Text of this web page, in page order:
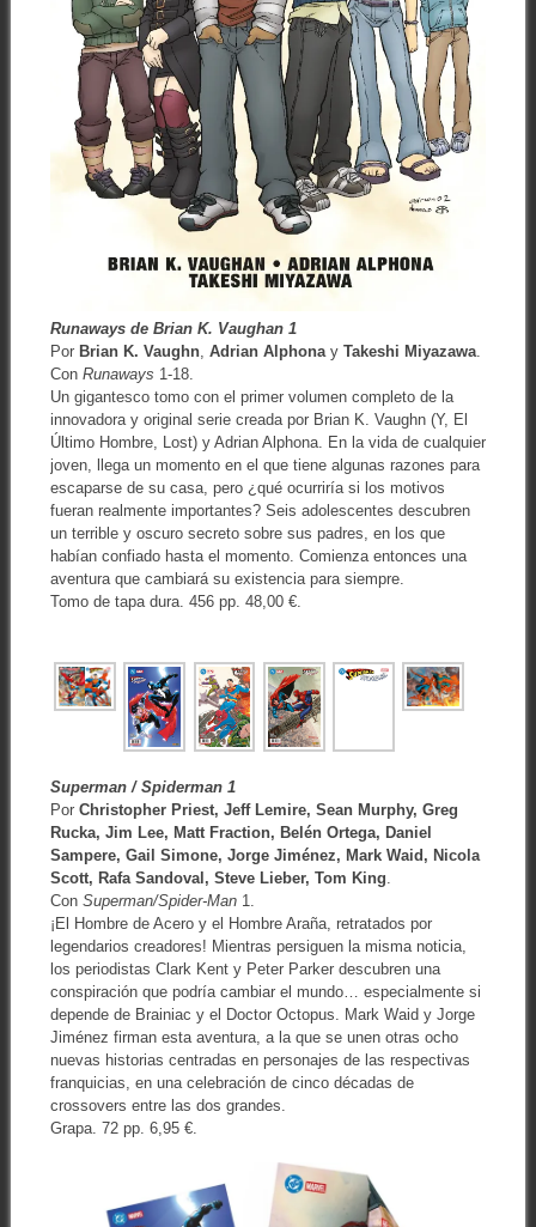
Runaways de Brian K. Vaughan 1
Por Brian K. Vaughn, Adrian Alphonay Takeshi Miyazawa.
Con Runaways 1-18.
Un gigantesco tomo con el primer volumen completo de la
innovadora y original serie creada por Brian K. Vaughn (Y, El
Último Hombre, Lost) y Adrian Alphona. En la vida de cualquier
joven, llega un momento en el que tiene algunas razones para
escaparse de su casa, pero ¿qué ocurriría si los motivos
fueran realmente importantes? Seis adolescentes descubren
un terrible y oscuro secreto sobre sus padres, en los que
habían confiado hasta el momento. Comienza entonces una
aventura que cambiará su existencia para siempre.
Tomo de tapa dura. 456 pp. 48,00 €.
Superman / Spiderman 1
Por Christopher Priest, Jeff Lemire, Sean Murphy, Greg
Rucka, Jim Lee, Matt Fraction, Belén Ortega, Daniel
Sampere, Gail Simone, Jorge Jiménez, Mark Waid, Nicola
Scott, Rafa Sandoval, Steve Lieber, Tom King
Con Superman/Spider-Man1.
¡El Hombre de Acero y el Hombre Araña, retratados por
legendarios creadores! Mientras persiguen la misma noticia,
los periodistas Clark Kent y Peter Parker descubren una
conspiración que podría cambiar el mundo… especialmente si
depende de Brainiac y el Doctor Octopus. Mark Waid y Jorge
Jiménez firman esta aventura, a la que se unen otras ocho
nuevas historias centradas en personajes de las respectivas
franquicias, en una celebración de cinco décadas de
crossovers entre las dos grandes.
Grapa. 72 pp. 6,95 €.